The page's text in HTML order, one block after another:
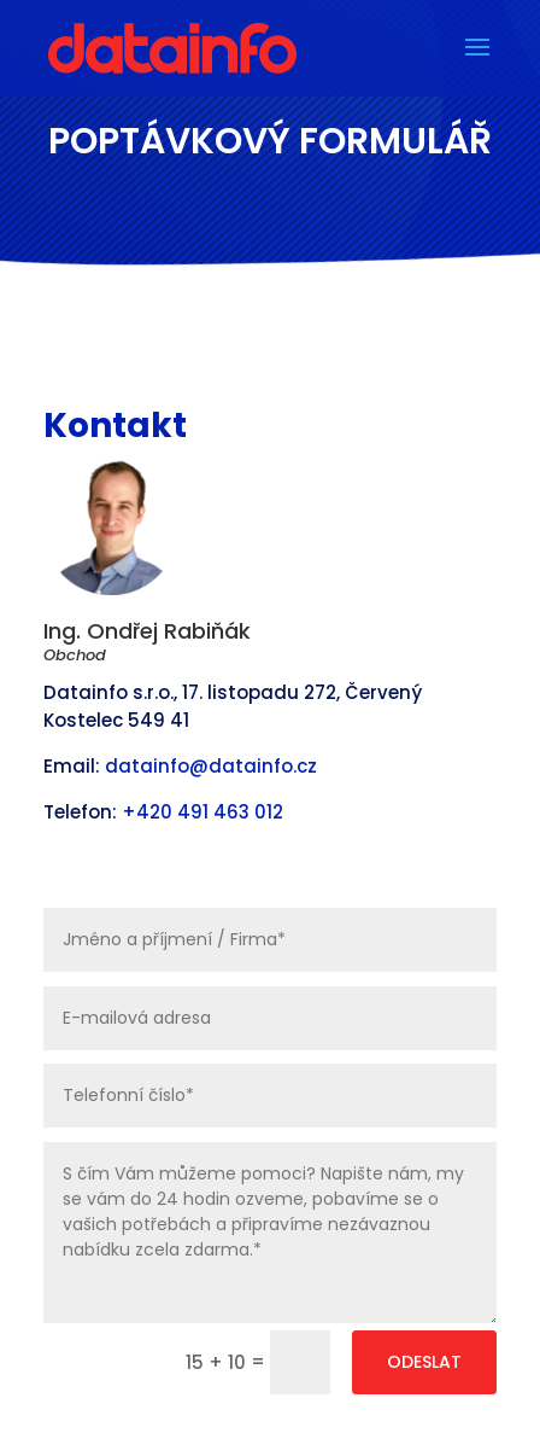
POPTÁVKOVÝ FORMULÁŘ
Kontakt
Ing. Ondřej Rabiňák
Obchod
Datainfo s.r.o., 17. listopadu 272, Červený
Kostelec 549 41
Email: datainfo@datainfo.cz
Telefon: +420 491 463 012
15 + 10 = ODESLAT